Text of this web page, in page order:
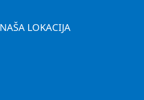
NAŠA LOKACIJA